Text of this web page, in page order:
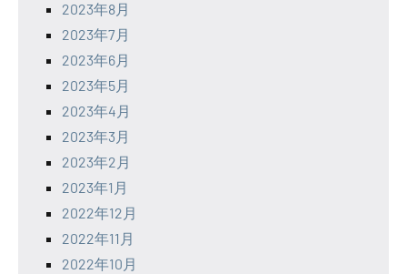
2023年8月
2023年7月
2023年6月
2023年5月
2023年4月
2023年3月
2023年2月
2023年1月
2022年12月
2022年11月
2022年10月